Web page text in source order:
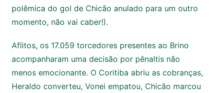
polêmica do gol de Chicão anulado para um outro
momento, não vai caber!).
Aflitos, os 17.059 torcedores presentes ao Brino
acompanharam uma decisão por pênaltis não
menos emocionante. O Coritiba abriu as cobranças,
Heraldo converteu, Vonei empatou, Chicão marcou